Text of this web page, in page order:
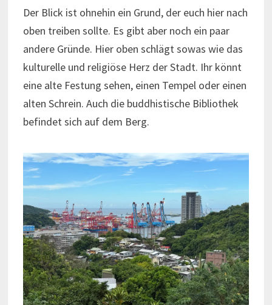
Der Blick ist ohnehin ein Grund, der euch hier nach
oben treiben sollte. Es gibt aber noch ein paar
andere Gründe. Hier oben schlägt sowas wie das
kulturelle und religiöse Herz der Stadt. Ihr könnt
eine alte Festung sehen, einen Tempel oder einen
alten Schrein. Auch die buddhistische Bibliothek
befindet sich auf dem Berg.